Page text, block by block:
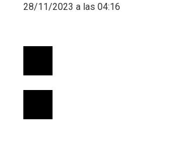
28/11/2023 a las 04:16